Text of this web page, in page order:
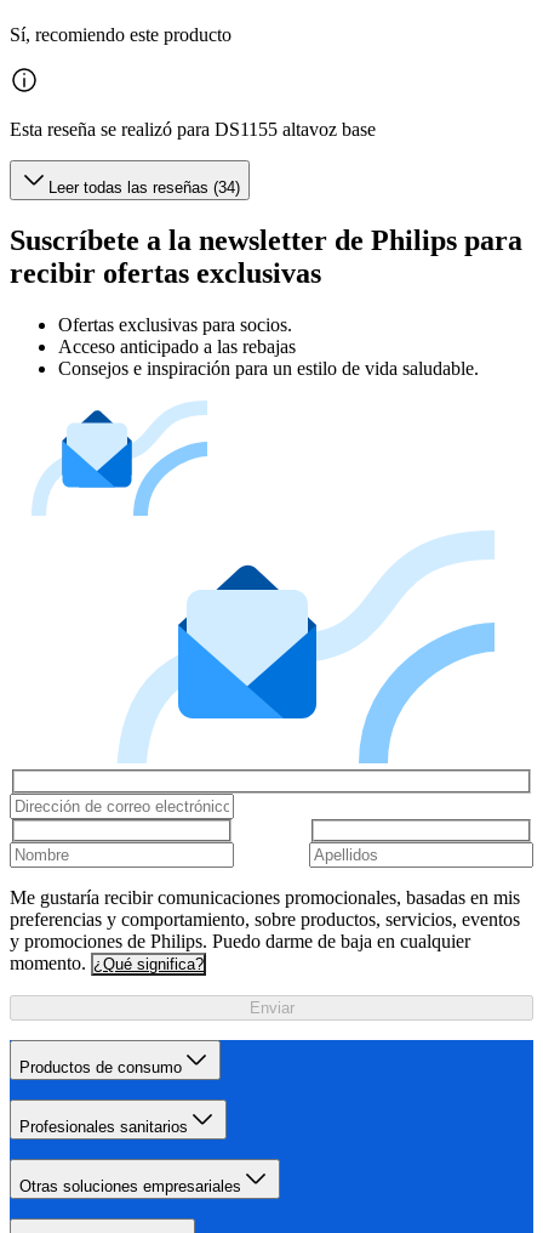
Sí, recomiendo este producto
Esta reseña se realizó para DS1155 altavoz base
Leer todas las reseñas (34)
Suscríbete a la newsletter de Philips para
recibir ofertas exclusivas
Ofertas exclusivas para socios.
Acceso anticipado a las rebajas
Consejos e inspiración para un estilo de vida saludable.
Me gustaría recibir comunicaciones promocionales, basadas en mis
preferencias y comportamiento, sobre productos, servicios, eventos
y promociones de Philips. Puedo darme de baja en cualquier
momento. ¿Qué significa?
Enviar
Productos de consumo
Profesionales sanitarios
Otras soluciones empresariales